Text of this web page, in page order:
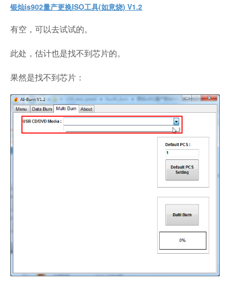
银灿is902量产更换ISO工具(如意烧) V1.2
有空，可以去试试的。
此处，估计也是找不到芯片的。
果然是找不到芯片：